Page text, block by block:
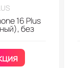
16 Plus
без